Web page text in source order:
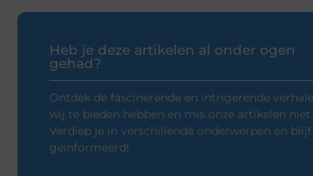
Heb je deze artikelen al onder ogen
gehad?
Ontdek de fascinerende en intrigerende
wij te bieden hebben en mis onze artikelen niet.
Verdiep je in verschillende onderwerpen en
geïnformeerd!